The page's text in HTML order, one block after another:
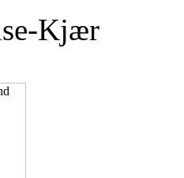
Kjær